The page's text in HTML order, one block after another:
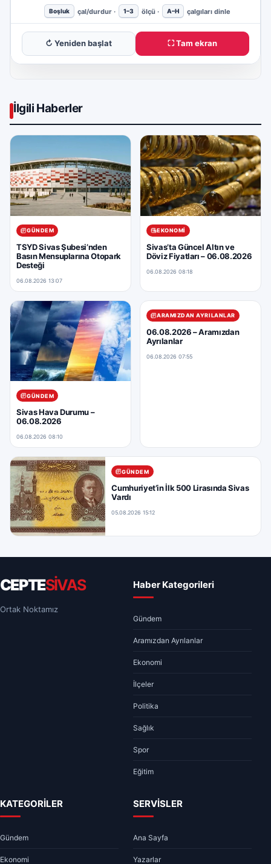
↻ Yeniden başlat ⛶ Tam ekran
İlgili Haberler
GÜNDEM
TSYD Sivas Şubesi’nden
Basın Mensuplarına Otopark
Desteği
06.08.2026 13:07
EKONOMI
Sivas’ta Güncel Altın ve
Döviz Fiyatları – 06.08.2026
06.08.2026 08:18
GÜNDEM
Sivas Hava Durumu –
06.08.2026
06.08.2026 08:10
ARAMIZDAN AYRILANLAR
06.08.2026 – Aramızdan
Ayrılanlar
06.08.2026 07:55
GÜNDEM
Cumhuriyet’in İlk 500 Lirasında Sivas
Vardı
05.08.2026 15:12
CEPTESİVAS
Ortak Noktamız
Haber Kategorileri
Gündem
Aramızdan Ayrılanlar
Ekonomi
İlçeler
Politika
Sağlık
Spor
Eğitim
KATEGORİLER
Gündem
Ekonomi
SERVİSLER
Ana Sayfa
Yazarlar